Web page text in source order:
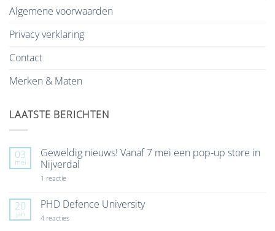
Algemene voorwaarden
Privacy verklaring
Contact
Merken & Maten
LAATSTE BERICHTEN
03
mei
Geweldig nieuws! Vanaf 7 mei een pop-up store in
Nijverdal
1 reactieop
Vanaf
7
mei
20
jan
PHD Defence University
4 reactiesop